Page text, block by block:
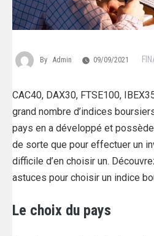
By Admin 09/09/2021
CAC40, DAX30, FTSE100,
grand nombre d’indices
pays en a développé et
de sorte que pour effectuer un
difficile d’en choisir un.
astuces pour choisir un indice
Le choix du pays